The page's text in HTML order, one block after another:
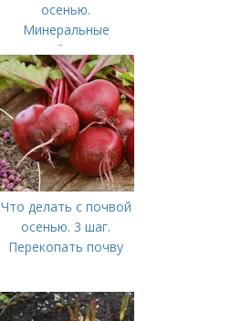
осенью.
Минеральные
удобрения
Что делать с почвой
осенью. 3 шаг.
Перекопать почву